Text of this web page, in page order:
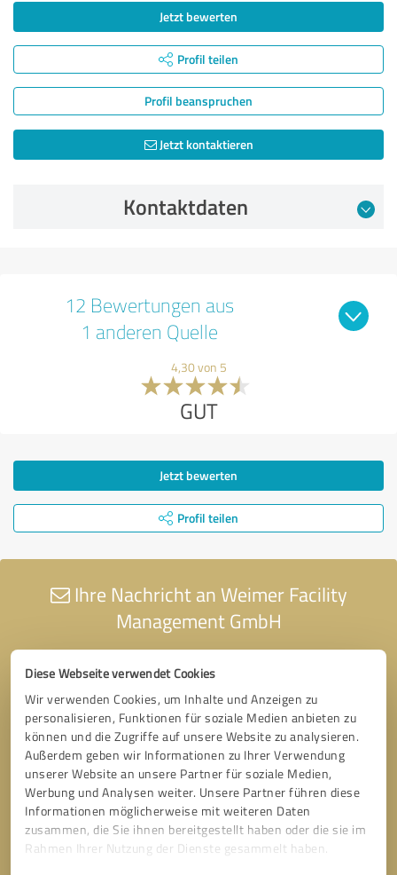
Diese Webseite verwendet Cookies
Wir verwenden Cookies, um Inhalte und Anzeigen zu
personalisieren, Funktionen für soziale Medien anbieten zu
können und die Zugriffe auf unsere Website zu analysieren.
Außerdem geben wir Informationen zu Ihrer Verwendung
unserer Website an unsere Partner für soziale Medien,
Werbung und Analysen weiter. Unsere Partner führen diese
Informationen möglicherweise mit weiteren Daten
zusammen, die Sie ihnen bereitgestellt haben oder die sie im
Rahmen Ihrer Nutzung der Dienste gesammelt haben.
Jetzt bewerten
Profil teilen
Profil beanspruchen
Jetzt kontaktieren
Kontaktdaten
12 Bewertungen aus
1 anderen Quelle
4,30 von 5
GUT
Jetzt bewerten
Profil teilen
Ihre Nachricht an Weimer Facility
Management GmbH